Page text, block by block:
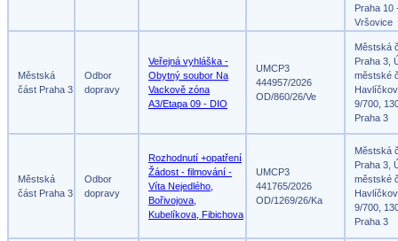
Praha 10
Vršovice
Městská
část Praha 3
Odbor
dopravy
Veřejná vyhláška -
Obytný soubor Na
Vackově zóna
A3/Etapa 09 - DIO
UMCP3
444957/2026
OD/860/26/Ve
Městská
Praha 3,
městské
9/700,
Praha 3
Městská
část Praha 3
Odbor
dopravy
Rozhodnutí +opatření
Žádost - filmování -
Víta Nejedlého,
Bořivojova,
Kubelíkova, Fibichova
UMCP3
441765/2026
OD/1269/26/Ka
Městská
Praha 3,
městské
9/700,
Praha 3